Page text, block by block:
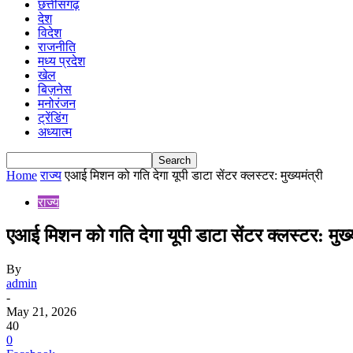
छत्तीसगढ़
देश
विदेश
राजनीति
मध्य प्रदेश
खेल
बिज़नेस
मनोरंजन
ट्रेंडिंग
अध्यात्म
Home राज्य एआई मिशन को गति देगा यूपी डाटा सेंटर क्लस्टर: मुख्यमंत्री
राज्य
एआई मिशन को गति देगा यूपी डाटा सेंटर क्लस्टर:
By
admin
-
May 21, 2026
40
0